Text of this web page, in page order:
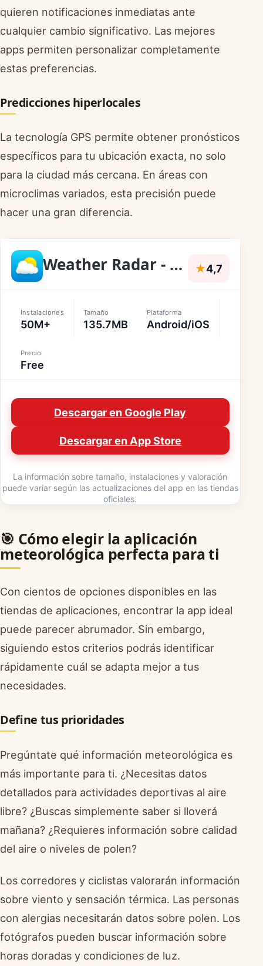
quieren notificaciones inmediatas ante
cualquier cambio significativo. Las mejores
apps permiten personalizar completamente
estas preferencias.
Predicciones hiperlocales
La tecnología GPS permite obtener pronósticos
específicos para tu ubicación exacta, no solo
para la ciudad más cercana. En áreas con
microclimas variados, esta precisión puede
hacer una gran diferencia.
Weather Radar - Meteored News ★4,7
Instalaciones
50M+
Tamaño
135.7MB
Plataforma
Android/iOS
Precio
Free
Descargar en Google Play
Descargar en App Store
La información sobre tamaño, instalaciones y valoración
puede variar según las actualizaciones del app en las tiendas
oficiales.
🎯 Cómo elegir la aplicación
meteorológica perfecta para ti
Con cientos de opciones disponibles en las
tiendas de aplicaciones, encontrar la app ideal
puede parecer abrumador. Sin embargo,
siguiendo estos criterios podrás identificar
rápidamente cuál se adapta mejor a tus
necesidades.
Define tus prioridades
Pregúntate qué información meteorológica es
más importante para ti. ¿Necesitas datos
detallados para actividades deportivas al aire
libre? ¿Buscas simplemente saber si lloverá
mañana? ¿Requieres información sobre calidad
del aire o niveles de polen?
Los corredores y ciclistas valorarán información
sobre viento y sensación térmica. Las personas
con alergias necesitarán datos sobre polen. Los
fotógrafos pueden buscar información sobre
horas doradas y condiciones de luz.